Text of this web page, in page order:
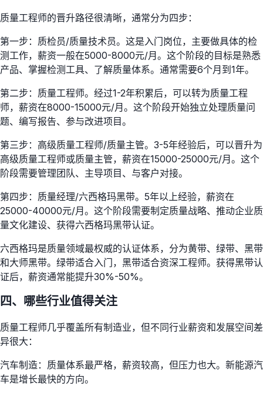
质量工程师的晋升路径很清晰，通常分为四步：
第一步：质检员/质量技术员。这是入门岗位，主要做具体的检
测工作，薪资一般在5000-8000元/月。这个阶段的目标是熟悉
产品、掌握检测工具、了解质量体系。通常需要6个月到1年。
第二步：质量工程师。经过1-2年积累后，可以转为质量工程
师，薪资在8000-15000元/月。这个阶段开始独立处理质量问
题、编写报告、参与改进项目。
第三步：高级质量工程师/质量主管。3-5年经验后，可以晋升为
高级质量工程师或质量主管，薪资在15000-25000元/月。这个
阶段需要管理团队、主导项目、与客户对接。
第四步：质量经理/六西格玛黑带。5年以上经验，薪资在
25000-40000元/月。这个阶段需要制定质量战略、推动企业质
量文化建设、获得六西格玛黑带认证。
六西格玛是质量领域最权威的认证体系，分为黄带、绿带、黑带
和大师黑带。绿带适合入门，黑带适合资深工程师。获得黑带认
证后，薪资通常能提升30%-50%。
四、哪些行业值得关注
质量工程师几乎覆盖所有制造业，但不同行业薪资和发展空间差
异很大：
汽车制造：质量体系最严格，薪资较高，但压力也大。新能源汽
车是增长最快的方向。